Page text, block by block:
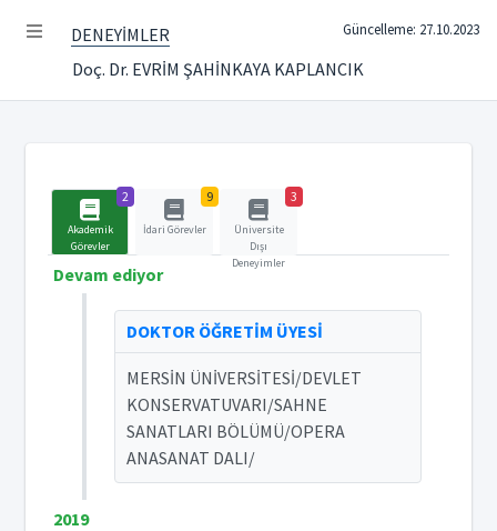
DENEYİMLER
Doç. Dr. EVRİM ŞAHİNKAYA KAPLANCIK
Güncelleme: 27.10.2023
2
Akademik
Görevler
9
İdari Görevler
3
Üniversite
Dışı
Deneyimler
Devam ediyor
DOKTOR ÖĞRETİM ÜYESİ
MERSİN ÜNİVERSİTESİ/DEVLET
KONSERVATUVARI/SAHNE
SANATLARI BÖLÜMÜ/OPERA
ANASANAT DALI/
2019